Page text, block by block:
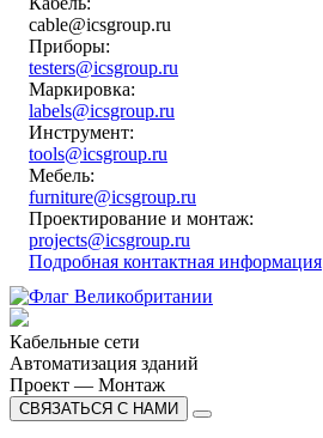
cable@icsgroup.ru
Приборы:
testers@icsgroup.ru
Маркировка:
labels@icsgroup.ru
Инструмент:
tools@icsgroup.ru
Мебель:
furniture@icsgroup.ru
Проектирование и монтаж:
projects@icsgroup.ru
Подробная контактная информация
Кабельные сети
Автоматизация зданий
Проект — Монтаж
СВЯЗАТЬСЯ С НАМИ